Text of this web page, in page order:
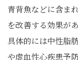
青背魚などに含ま
を改善する効果があ
具体的には中性脂
や虚血性心疾患予